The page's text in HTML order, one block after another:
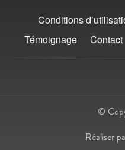
Conditions
Témoignage
Contact
©
Réaliser